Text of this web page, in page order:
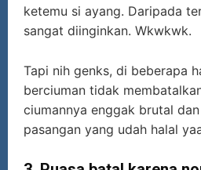
ketemu si ayang. Daripada
sangat diinginkan. Wkwkwk.
Tapi nih genks, di beberapa
berciuman tidak
ciumannya enggak brutal
pasangan yang udah halal